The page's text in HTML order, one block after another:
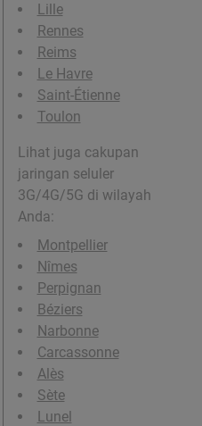
Lille
Rennes
Reims
Le Havre
Saint-Étienne
Toulon
Lihat juga cakupan
jaringan seluler
3G/4G/5G di wilayah
Anda:
Montpellier
Nîmes
Perpignan
Béziers
Narbonne
Carcassonne
Alès
Sète
Lunel